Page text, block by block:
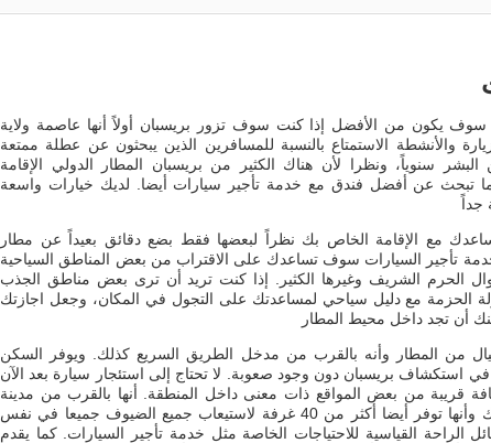
سوف يكون من الأفضل إذا كنت سوف تزور بريسبان أولاً أنها عاصمة ولاية
والأنشطة الاستمتاع بالنسبة للمسافرين الذين يبحثون عن عطلة ممتعة
سنوياً، ونظرا لأن هناك الكثير من بريسبان المطار الدولي الإقامة
تبحث عن أفضل فندق مع خدمة تأجير سيارات أيضا. لديك خيارات واسعة
مع الإقامة الخاص بك نظراً لبعضها فقط بضع دقائق بعيداً عن مطار
تأجير السيارات سوف تساعدك على الاقتراب من بعض المناطق السياحية
الحرم الشريف وغيرها الكثير. إذا كنت تريد أن ترى بعض مناطق الجذب
الحزمة مع دليل سياحي لمساعدتك على التجول في المكان، وجعل اجازتك
من المطار وأنه بالقرب من مدخل الطريق السريع كذلك. ويوفر السكن
في استكشاف بريسبان دون وجود صعوبة. لا تحتاج إلى استئجار سيارة بعد الآن
قريبة من بعض المواقع ذات معنى داخل المنطقة. أنها بالقرب من مدينة
مسار السباق وحرم التسوق بورتسيدي كذلك وأنها توفر أيضا أكثر من 40 غرفة لاستيعاب جميع الضيوف جميعا في نفس
الراحة القياسية للاحتياجات الخاصة مثل خدمة تأجير السيارات. كما يقدم